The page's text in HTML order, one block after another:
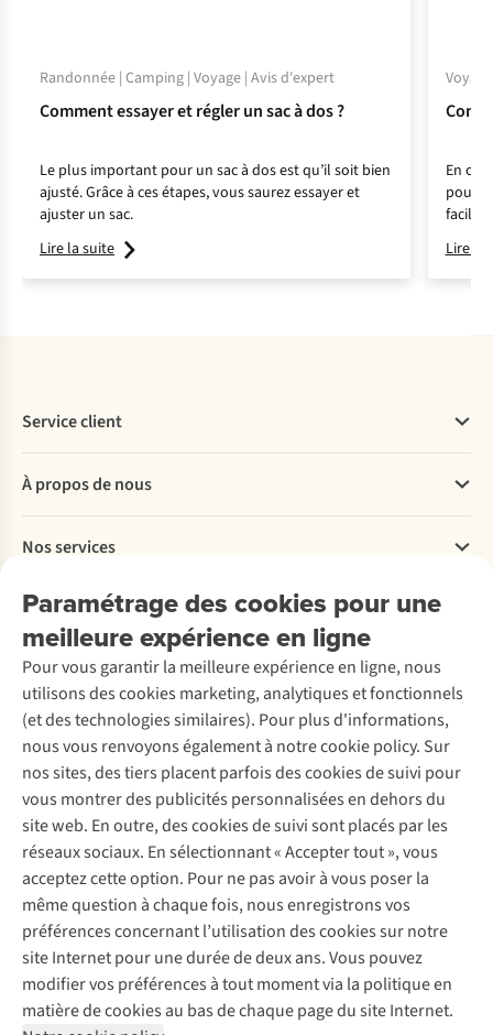
Randonnée | Camping | Voyage | Avis d'expert
Comment essayer et régler un sac à dos ?
Le plus important pour un sac à dos est qu’il soit bien
ajusté. Grâce à ces étapes, vous saurez essayer et
ajuster un sac.
Lire la suite
En
l’art
Lire la
Paramétrage des cookies pour une
meilleure expérience en ligne
Pour vous garantir la meilleure expérience en ligne, nous
utilisons des cookies marketing, analytiques et fonctionnels
(et des technologies similaires). Pour plus d'informations,
nous vous renvoyons également à notre cookie policy. Sur
nos sites, des tiers placent parfois des cookies de suivi pour
vous montrer des publicités personnalisées en dehors du
site web. En outre, des cookies de suivi sont placés par les
réseaux sociaux. En sélectionnant « Accepter tout », vous
acceptez cette option. Pour ne pas avoir à vous poser la
même question à chaque fois, nous enregistrons vos
préférences concernant l’utilisation des cookies sur notre
site Internet pour une durée de deux ans. Vous pouvez
modifier vos préférences à tout moment via la politique en
matière de cookies au bas de chaque page du site Internet.
Service client
Commander
Payer
Livraison
Rétractation d'une commande
Entretien & réparations
Garantie
Contactez-nous
À propos de nous
Explore More
À propos d’Ayacucho
Nos magasins
À propos d’A.S.Adventure
Déclaration d'accessibilité
Nos services
Location / Location sports d’hiver
Entretien de ski
Service de lavage
Entretien de chaussures
Réparation de chaussures
Réparation de vêtements
Retouches
Pour les entreprises
Découvrez
A.S.Magazine
Explore Camp
Gear Check
Expertise & conseils
Abonnez-vous à la newsletter
Suivez-nous
Mentions légales
Politique de confidentialité
Conditions générales
Cookie Policy